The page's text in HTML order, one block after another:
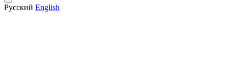
Русский English